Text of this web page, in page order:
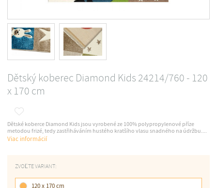
Dětský koberec Diamond Kids 24214/760 - 120
x 170 cm
Dětské koberce Diamond Kids jsou vyrobené ze 100% polypropylenové příze
metodou frizé, tedy zastřiháváním hustého kratšího vlasu snadného na údržbu....
Viac informácií
ZVOĽTE VARIANT:
120 x 170 cm